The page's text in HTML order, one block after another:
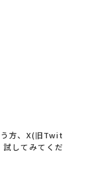
う方、X(旧Twit
してみてくだ